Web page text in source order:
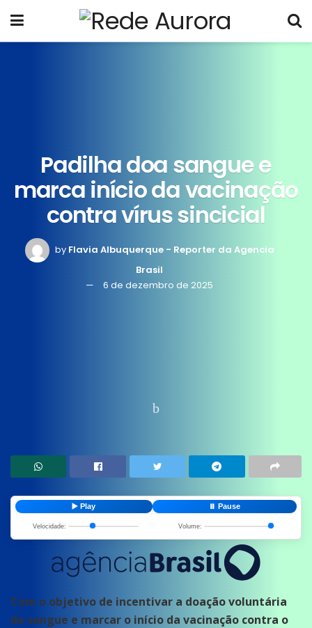
Padilha doa sangue e
marca início da vacinação
contra vírus sincicial
by Flavia Albuquerque - Reporter da Agencia
Brasil
6 de dezembro de 2025
▶️ Play ⏸️ Pause
Velocidade: Volume:
Com o objetivo de incentivar a doação voluntária
de sangue e marcar o início da vacinação contra o